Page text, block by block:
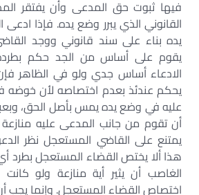
فيها ثبوت حق المدعى وأن يفتقر
القانوني الذي يبرر وضع يده. فإذا
يده بناء على سند قانوني ووجد
يقوم على أساس من الجد حكم
الادعاء أساس جدي ولو في الظاهر
يحكم عندئذ بعدم اختصاصه لأن
عليه في وضع يده يمس بأصل الحق،
أن تقوم من جانب المدعى عليه
يمتنع على القاضي المستعجل نظر
هذا ألا يختص القضاء المستعجل بطرد
الغاصب أن يثير أية منازعة ولو
اختصاص القضاء المستعجل. وإنما يجب